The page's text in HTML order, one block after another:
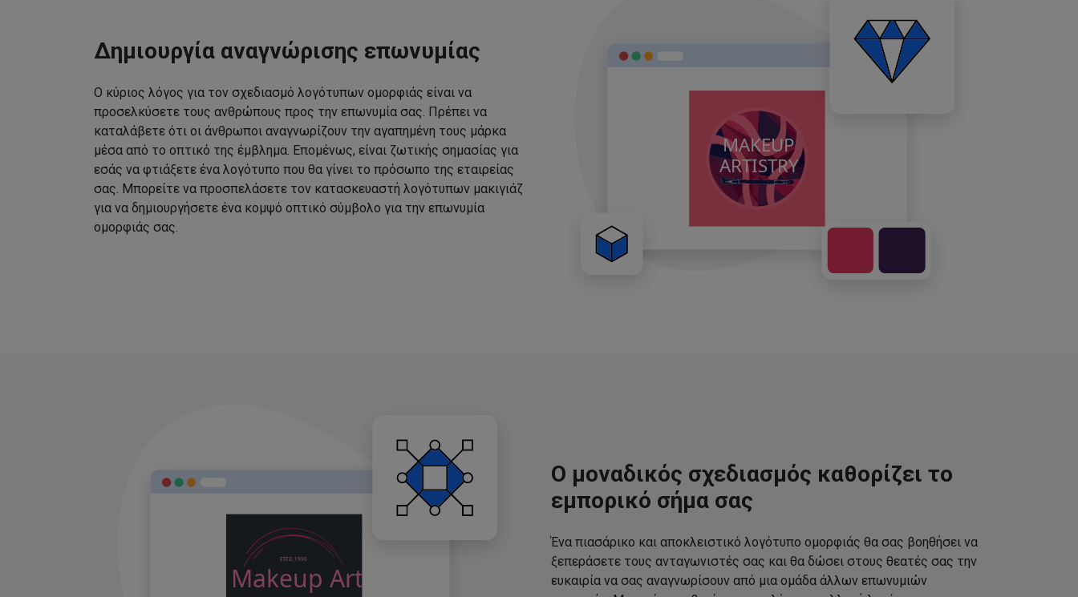
Δημιουργία αναγνώρισης επωνυμίας
Ο κύριος λόγος για τον σχεδιασμό λογότυπων ομορφιάς είναι να
προσελκύσετε τους ανθρώπους προς την επωνυμία σας. Πρέπει να
καταλάβετε ότι οι άνθρωποι αναγνωρίζουν την αγαπημένη τους μάρκα
μέσα από το οπτικό της έμβλημα. Επομένως, είναι ζωτικής σημασίας για
εσάς να φτιάξετε ένα λογότυπο που θα γίνει το πρόσωπο της εταιρείας
σας. Μπορείτε να προσπελάσετε τον κατασκευαστή λογότυπων μακιγιάζ
για να δημιουργήσετε ένα κομψό οπτικό σύμβολο για την επωνυμία
ομορφιάς σας.
Ο μοναδικός σχεδιασμός καθορίζει το
εμπορικό σήμα σας
Ένα πιασάρικο και αποκλειστικό λογότυπο ομορφιάς θα σας βοηθήσει να
ξεπεράσετε τους ανταγωνιστές σας και θα δώσει στους θεατές σας την
ευκαιρία να σας αναγνωρίσουν από μια ομάδα άλλων επωνυμιών